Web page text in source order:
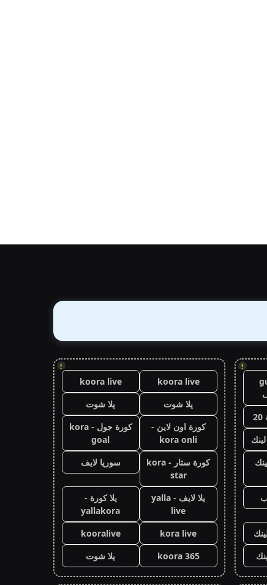
!
!
koora live
koora live
يلا شوت
يلا شوت
كورة اون لاين -
kora onli
كورة جول - kora
goal
كورة ستار - kora
star
سوريا لايف
يلا لايف - yalla
live
يلا كورة -
yallakora
kora live
kooralive
koora 365
يلا شوت